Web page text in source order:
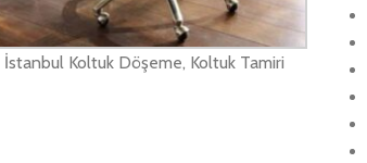
İstanbul Koltuk Döşeme, Koltuk Tamiri